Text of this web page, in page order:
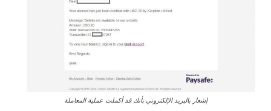
إشعار بالبريد الإلكتروني بأنك قد أكملت عملية المعاملة